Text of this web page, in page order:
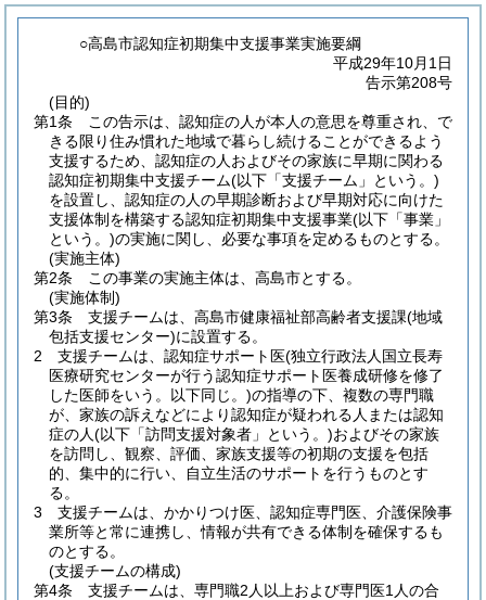
○高島市認知症初期集中支援事業実施要綱
平成29年10月1日
告示第208号
(目的)
第1条
この告示は、認知症の人が本人の意思を尊重され、で
きる限り住み慣れた地域で暮らし続けることができるよう
支援するため、認知症の人およびその家族に早期に関わる
認知症初期集中支援チーム(以下「支援チーム」という。)
を設置し、認知症の人の早期診断および早期対応に向けた
支援体制を構築する認知症初期集中支援事業(以下「事業」
という。)の実施に関し、必要な事項を定めるものとする。
(実施主体)
第2条
この事業の実施主体は、高島市とする。
(実施体制)
第3条
支援チームは、高島市健康福祉部高齢者支援課(地域
包括支援センター)に設置する。
2
支援チームは、認知症サポート医(独立行政法人国立長寿
医療研究センターが行う認知症サポート医養成研修を修了
した医師をいう。以下同じ。)の指導の下、複数の専門職
が、家族の訴えなどにより認知症が疑われる人または認知
症の人(以下「訪問支援対象者」という。)およびその家族
を訪問し、観察、評価、家族支援等の初期の支援を包括
的、集中的に行い、自立生活のサポートを行うものとす
る。
3
支援チームは、かかりつけ医、認知症専門医、介護保険事
業所等と常に連携し、情報が共有できる体制を確保するも
のとする。
(支援チームの構成)
第4条
支援チームは、専門職2人以上および専門医1人の合